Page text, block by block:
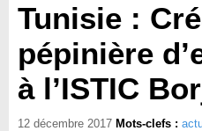
Tunisie :
pépinière
à l’ISTIC
12 décembre 2017 Mots-clefs :